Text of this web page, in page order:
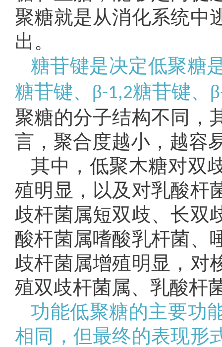
聚糖就是从消化系统中
出。
糖苷键是决定低聚糖
糖苷键、β-1,2糖苷键、β
聚糖的分子结构不同，
言，聚合度越小，越容
其中，低聚木糖对双
殖明显，以及对乳酸杆
歧杆菌属短双歧、长双
酸杆菌属嗜酸乳杆菌、
歧杆菌属增殖明显，对
殖双歧杆菌属、乳酸杆
功能低聚糖的主要功
相同，但最终的表现形